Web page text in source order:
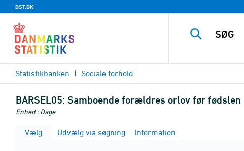
DST.DK
Statistikbanken Sociale forhold
BARSEL05: Samboende forældres orlov før fødslen
Enhed : Dage
Vælg Udvælg via søgning Information